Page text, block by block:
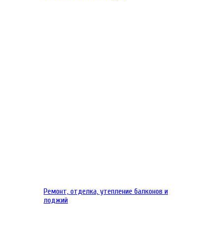
Ремонт, отделка, утепление балконов и
лоджий